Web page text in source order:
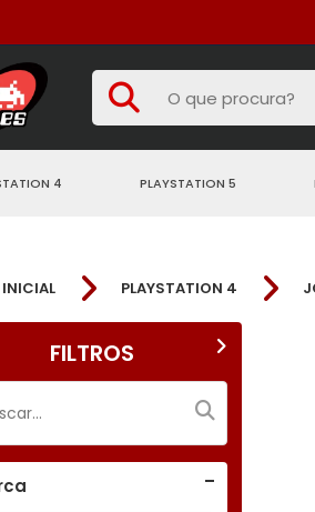
4 PLAYSTATION 5
PLAYSTATION 4
FILTROS